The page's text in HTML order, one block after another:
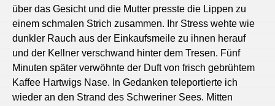
über das Gesicht und die Mutter presste die Lippen zu
einem schmalen Strich zusammen. Ihr Stress wehte wie
dunkler Rauch aus der Einkaufsmeile zu ihnen herauf
und der Kellner verschwand hinter dem Tresen. Fünf
Minuten später verwöhnte der Duft von frisch gebrühtem
Kaffee Hartwigs Nase. In Gedanken teleportierte ich
wieder an den Strand des Schweriner Sees. Mitten